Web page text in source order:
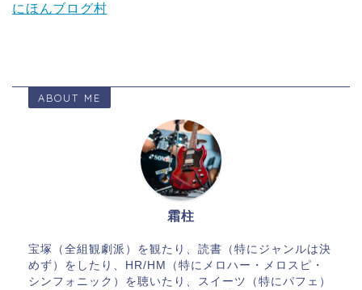
にほんブログ村
ABOUT ME
霜柱
宝塚（全組観劇派）を観たり、読書（特にジャンルは決
めず）をしたり、HR/HM（特にメロハー・メロスピ・
シンフォニック）を聴いたり、スイーツ（特にパフェ）